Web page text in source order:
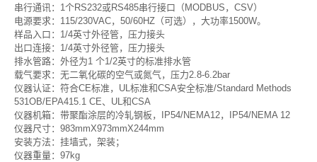
串行通讯：1个RS232或RS485串行接口（MODBUS，CSV）
电源要求：115/230VAC，50/60HZ（可选），大功率1500W。
样品入口：1/4英寸外径管，压力接头
出口连接：1/4英寸外径管，压力接头
排水管路：外径为1 个1/2英寸的标准排水管
载气要求：无二氧化碳的空气或氮气，压力2.8-6.2bar
仪器认证：符合CE标准，UL标准和CSA安全标准/Standard Methods
531OB/EPA415.1 CE、UL和CSA
仪器机箱：带聚酯涂层的冷轧钢板，IP54/NEMA12，IP54/NEMA 12
仪器尺寸：983mmX973mmX244mm
安装方法：挂墙式，架装；
仪器重量：97kg